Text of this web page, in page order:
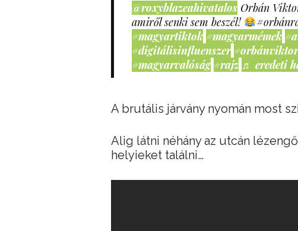
@roxyblazeahivatalos Orbán
amiről senki sem beszél!
#magyartiktok #magyarmémek
#digitálisinfluenszer #orbánviktor
#magyarvalóság #rajz ♬ eredeti
A brutális járvány nyomán most
Alig látni néhány az utcán
helyieket találni…